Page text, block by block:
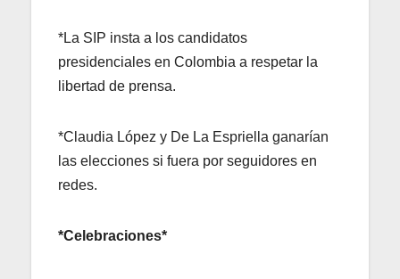
*La SIP insta a los candidatos
presidenciales en Colombia a respetar la
libertad de prensa.
*Claudia López y De La Espriella ganarían
las elecciones si fuera por seguidores en
redes.
*Celebraciones*